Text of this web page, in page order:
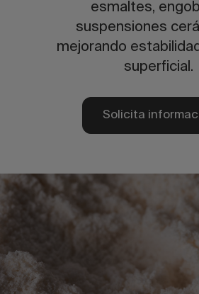
esmaltes,
suspensiones
mejorando
superficial.
Solicita